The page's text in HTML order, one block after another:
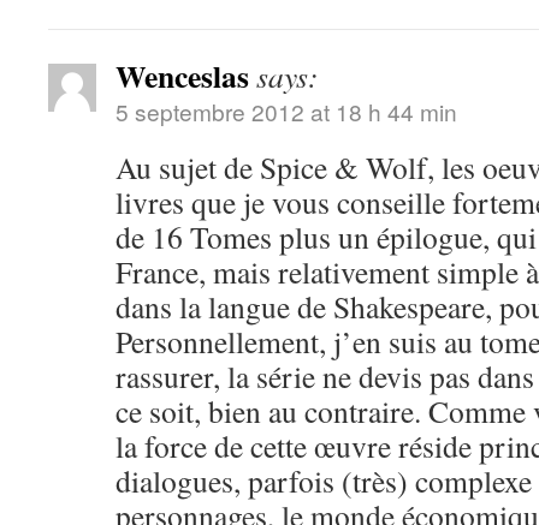
Wenceslassays:
5 septembre 2012 at 18 h 44 min
Au sujet de Spice & Wolf, les
livres que je vous conseille
de 16 Tomes plus un épilogue,
France, mais relativement simple
dans la langue de Shakespeare,
Personnellement, j’en suis au
rassurer, la série ne devis pas
ce soit, bien au contraire. Comme
la force de cette œuvre réside
dialogues, parfois (très)
personnages, le monde